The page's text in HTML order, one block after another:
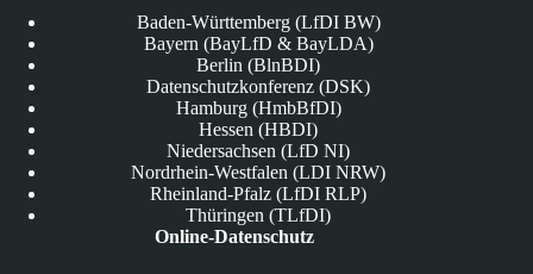
Baden-Württemberg (LfDI BW)
Bayern (BayLfD & BayLDA)
Berlin (BlnBDI)
Datenschutzkonferenz (DSK)
Hamburg (HmbBfDI)
Hessen (HBDI)
Niedersachsen (LfD NI)
Nordrhein-Westfalen (LDI NRW)
Rheinland-Pfalz (LfDI RLP)
Thüringen (TLfDI)
Online-Datenschutz